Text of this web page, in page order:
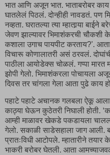
भात आणि अजून भात. भाताबरोबर
घातलेलं पिठलं. दोन्हीही नावडतं. पण
नव्हता. घरातल्या त्या म्हातार्‍या बाईने
जेवण झाल्यावर भिमाशंकरची चौकशी
कशाला उगाच पायपीट करताय?'. आता
विचारू कोणालातरी असं ठरवलं.
पाठीला आयोडेक्स चोळलं. गप्पा मारत
झोपी गेलो. भिमाशंकरला पोचायला
दिवस तर चांगला गेला आता पुढे काय
पहाटे पहाटे अचानक गलबला ऐकू
काठ्या घेऊन कुठेतरी निघाली होती.
आम्ही माळावर खेकडे पकडायला
गेलो. सकाळी साडेसहाला जाग आली.
प्रातःविधी आटोपले. म्हातारीने
भाकरी बरोबर घेतली. आता